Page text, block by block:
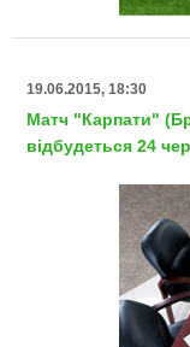
19.06.2015, 18:30
Матч "Карпати"
відбудеться 24